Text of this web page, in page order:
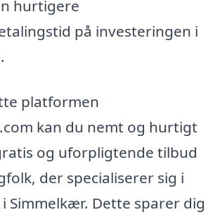
hurtigere
på investeringen i
platformen
kan du nemt og hurtigt
og uforpligtende tilbud
der specialiserer sig i
Simmelkær. Dette sparer dig